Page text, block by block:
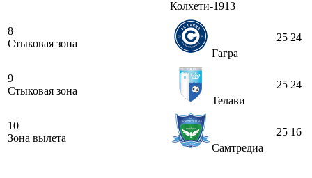
Колхети-1913
8
Стыковая зона
Гагра
25 24
9
Стыковая зона
Телави
25 24
10
Зона вылета
Самтредиа
25 16